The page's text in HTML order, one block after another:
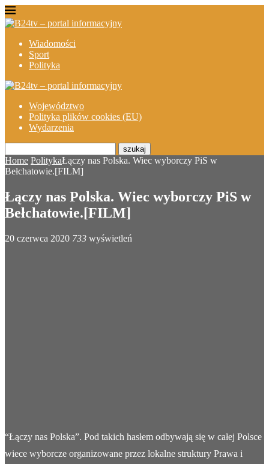
Wiadomości
Sport
Polityka
Województwo
Polityka plików cookies (EU)
Wydarzenia
szukaj
Home PolitykaŁączy nas Polska. Wiec wyborczy PiS w
Bełchatowie.[FILM]
Łączy nas Polska. Wiec wyborczy PiS w
Bełchatowie.[FILM]
20 czerwca 2020 733 wyświetleń
“Łączy nas Polska”. Pod takich hasłem odbywają się w całej Polsce
wiece wyborcze organizowane przez lokalne struktury Prawa i